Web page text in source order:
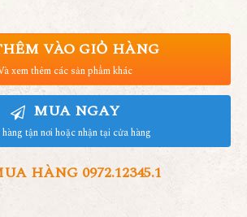
VÀO GIỎ HÀNG
xem thêm các sản phẩm khác
MUA NGAY
tận nơi hoặc nhận tại cửa hàng
HÀNG 0972.12345.1